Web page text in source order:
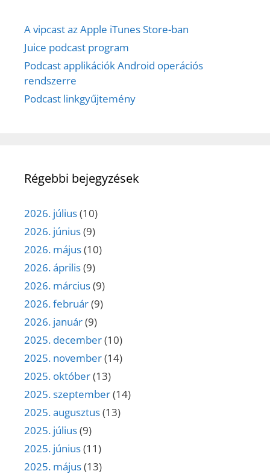
A vipcast az Apple iTunes Store-ban
Juice podcast program
Podcast applikációk Android operációs
rendszerre
Podcast linkgyűjtemény
Régebbi bejegyzések
2026. július(10)
2026. június(9)
2026. május(10)
2026. április(9)
2026. március(9)
2026. február(9)
2026. január(9)
2025. december(10)
2025. november(14)
2025. október(13)
2025. szeptember(14)
2025. augusztus(13)
2025. július(9)
2025. június(11)
2025. május(13)